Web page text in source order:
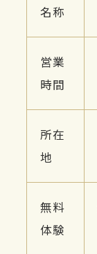
名称
営業
時間
所在
地
無料
体験